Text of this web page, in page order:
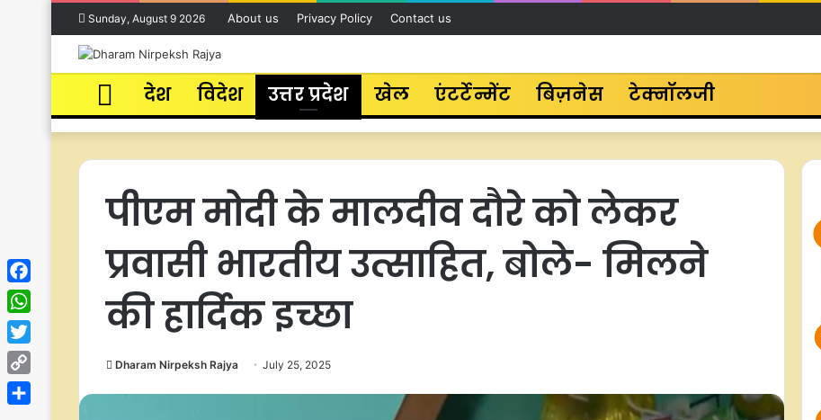
Sunday, August 9 2026 About us Privacy Policy Contact us
Home
देश विदेश उत्तर प्रदेश खेल एंटर्टेन्मेंट बिज़नेस टेक्नॉलजी
पीएम मोदी के मालदीव दौरे को लेकर
प्रवासी भारतीय उत्साहित, बोले- मिलने
की हार्दिक इच्छा
Dharam Nirpeksh Rajya July 25, 2025
Facebook
WhatsApp
Twitter
Copy
Link